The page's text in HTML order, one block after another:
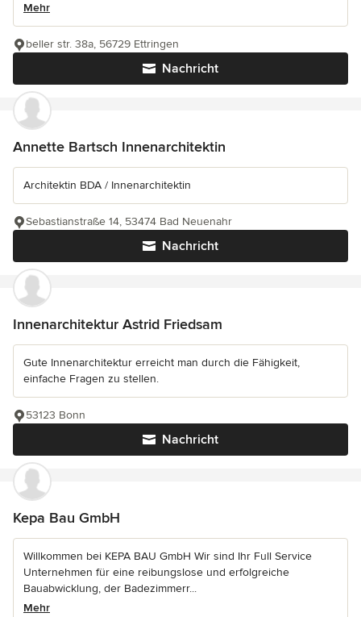
Mehr
Nachricht
beller str. 38a, 56729 Ettringen
Annette Bartsch Innenarchitektin
Architektin BDA / Innenarchitektin
Nachricht
Sebastianstraße 14, 53474 Bad Neuenahr
Innenarchitektur Astrid Friedsam
Gute Innenarchitektur erreicht man durch die Fähigkeit,
einfache Fragen zu stellen.
Nachricht
53123 Bonn
Kepa Bau GmbH
Willkommen bei KEPA BAU GmbH Wir sind Ihr Full Service
Unternehmen für eine reibungslose und erfolgreiche
Bauabwicklung, der Badezimmerr...
Mehr